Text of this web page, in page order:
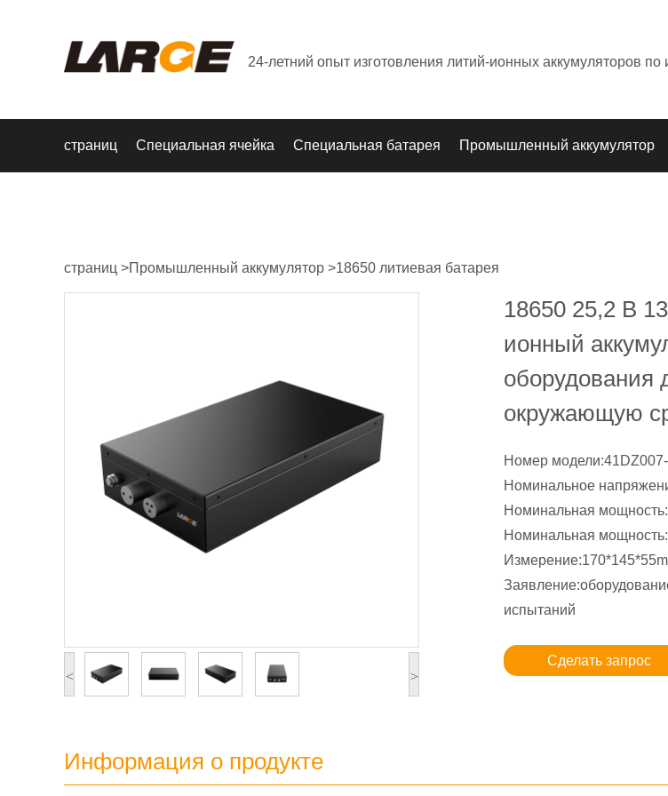
24-летний опыт изготовления литий-ионных аккумуляторов по
страниц Специальная ячейка Специальная батарея Промышленный аккумулятор
страниц >Промышленный аккумулятор >18650 литиевая батарея
18650 25,2 В
ионный
оборудования
окружающую
Номер
Номинальное
Номинальная
Номинальная
испытаний
Сделать запрос
<
>
Информация о продукте